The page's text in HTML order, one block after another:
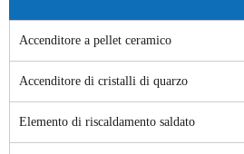
Accenditore a pellet ceramico
Accenditore di cristalli di quarzo
Elemento di riscaldamento saldato